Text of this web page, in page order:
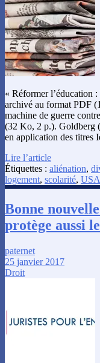
« Réformer l’éducation
archivé au format PDF
machine de guerre
(32 Ko, 2 p.). Goldberg
en application des
Lire l’article
Étiquettes : aliénation,
logement, scolarité, USA
Bonne
protège aussi
paternet
25 janvier 2017
Droit